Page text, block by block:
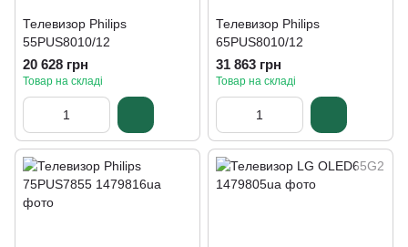
Телевизор Philips
55PUS8010/12
20 628 грн
Товар на складі
Телевизор Philips
65PUS8010/12
31 863 грн
Товар на складі